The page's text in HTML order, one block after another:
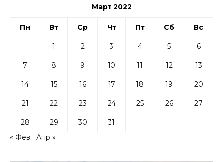
Март 2022
Пн Вт Ср Чт Пт Сб Вс
1 2 3 4 5 6
7 8 9 10 11 12 13
14 15 16 17 18 19 20
21 22 23 24 25 26 27
28 29 30
31
« Фев
Апр »